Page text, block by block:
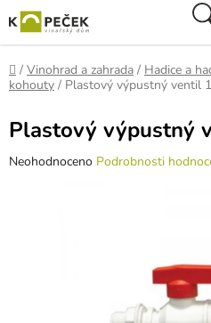
na
obsah
Domů
/ Vinohrad a zahrada / Hadice a
kohouty / Plastový výpustný ventil
Plastový výpustný
Průměrné
Neohodnoceno Podrobnosti